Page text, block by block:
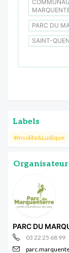
PARC DU
SAINT-
Labels
#Insolite&Ludique
Organisateur
PARC DU
03 22 25 68 99